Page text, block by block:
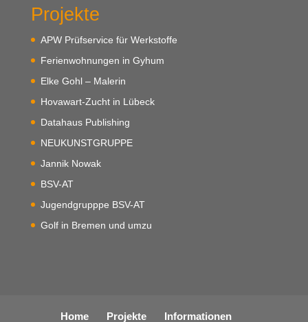
Projekte
APW Prüfservice für Werkstoffe
Ferienwohnungen in Gyhum
Elke Gohl – Malerin
Hovawart-Zucht in Lübeck
Datahaus Publishing
NEUKUNSTGRUPPE
Jannik Nowak
BSV-AT
Jugendgrupppe BSV-AT
Golf in Bremen und umzu
Home Projekte Informationen